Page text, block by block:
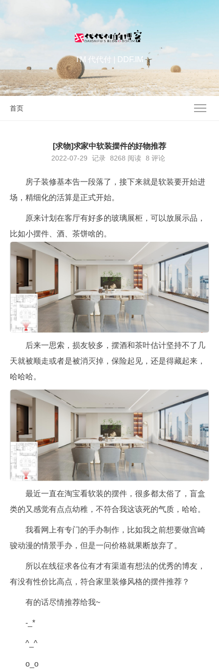
I'M 代代付 | DDF.IM
首页
[求物]求家中软装摆件的好物推荐
2022-07-29 记录 8268 阅读 8 评论
房子装修基本告一段落了，接下来就是软装要开始进
场，精细化的活算是正式开始。
原来计划在客厅有好多的玻璃展柜，可以放展示品，
比如小摆件、酒、茶饼啥的。
后来一思索，损友较多，摆酒和茶叶估计坚持不了几
天就被顺走或者是被消灭掉，保险起见，还是得藏起来，
哈哈哈。
最近一直在淘宝看软装的摆件，很多都太俗了，盲盒
类的又感觉有点点幼稚，不符合我这该死的气质，哈哈。
我看网上有专门的手办制作，比如我之前想要做宫崎
骏动漫的情景手办，但是一问价格就果断放弃了。
所以在线征求各位有才有渠道有想法的优秀的博友，
有没有性价比高点，符合家里装修风格的摆件推荐？
有的话尽情推荐给我~
-_*
^_^
o_o